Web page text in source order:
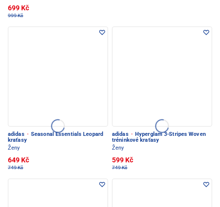
699 Kč
999 Kč
adidas · Seasonal Essentials Leopard
kraťasy
Ženy
649 Kč
749 Kč
adidas · Hyperglam 3-Stripes Woven
tréninkové kraťasy
Ženy
599 Kč
749 Kč